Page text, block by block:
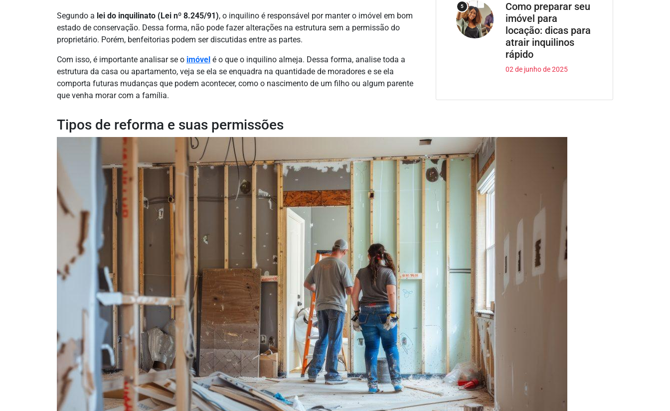
Segundo a lei do inquilinato (Lei nº 8.245/91), o inquilino é responsável por manter o imóvel em bom
estado de conservação. Dessa forma, não pode fazer alterações na estrutura sem a permissão do
proprietário. Porém, benfeitorias podem ser discutidas entre as partes.
Com isso, é importante analisar se o imóvel é o que o inquilino almeja. Dessa forma, analise toda a
estrutura da casa ou apartamento, veja se ela se enquadra na quantidade de moradores e se ela
comporta futuras mudanças que podem acontecer, como o nascimento de um filho ou algum parente
que venha morar com a família.
Tipos de reforma e suas permissões
5
Como preparar seu
imóvel para
locação: dicas para
atrair inquilinos
rápido
02 de junho de 2025